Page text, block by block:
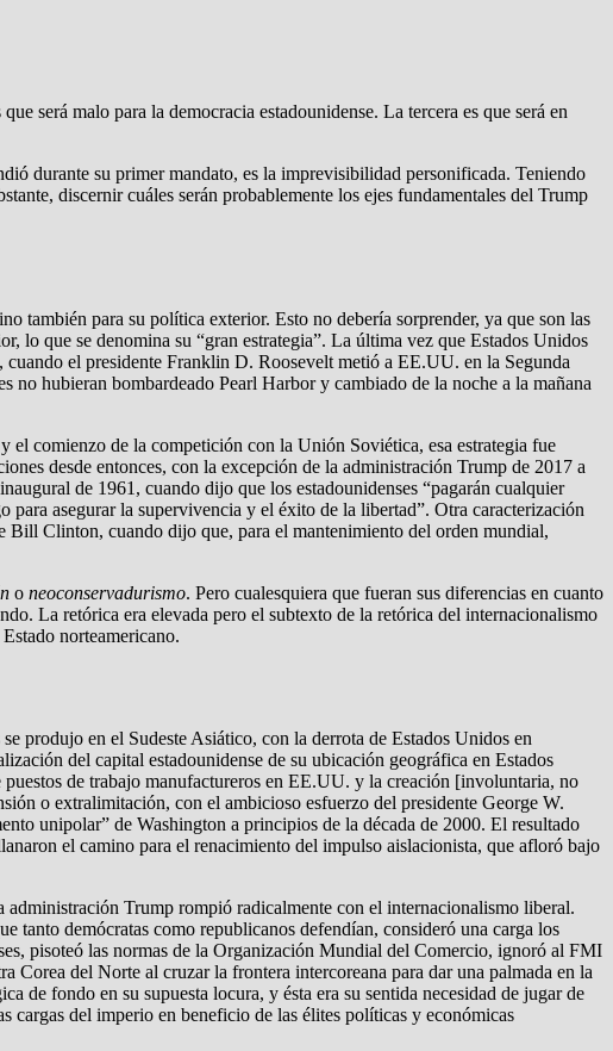
será malo para la democracia estadounidense. La tercera es que será en
durante su primer mandato, es la imprevisibilidad personificada. Teniendo
discernir cuáles serán probablemente los ejes fundamentales del Trump
también para su política exterior. Esto no debería sorprender, ya que son las
lo que se denomina su “gran estrategia”. La última vez que Estados Unidos
el presidente Franklin D. Roosevelt metió a EE.UU. en la Segunda
hubieran bombardeado Pearl Harbor y cambiado de la noche a la mañana
comienzo de la competición con la Unión Soviética, esa estrategia fue
desde entonces, con la excepción de la administración Trump de 2017 a
de 1961, cuando dijo que los estadounidenses “pagarán cualquier
asegurar la supervivencia y el éxito de la libertad”. Otra caracterización
Bill Clinton, cuando dijo que, para el mantenimiento del orden mundial,
o neoconservadurismo. Pero cualesquiera que fueran sus diferencias en cuanto
La retórica era elevada pero el subtexto de la retórica del internacionalismo
norteamericano.
produjo en el Sudeste Asiático, con la derrota de Estados Unidos en
del capital estadounidense de su ubicación geográfica en Estados
de trabajo manufactureros en EE.UU. y la creación [involuntaria, no
o extralimitación, con el ambicioso esfuerzo del presidente George W.
unipolar” de Washington a principios de la década de 2000. El resultado
el camino para el renacimiento del impulso aislacionista, que afloró bajo
Trump rompió radicalmente con el internacionalismo liberal.
tanto demócratas como republicanos defendían, consideró una carga los
pisoteó las normas de la Organización Mundial del Comercio, ignoró al FMI
del Norte al cruzar la frontera intercoreana para dar una palmada en la
de fondo en su supuesta locura, y ésta era su sentida necesidad de jugar de
cargas del imperio en beneficio de las élites políticas y económicas